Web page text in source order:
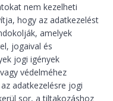
nem kezelheti
hogy az adatkezelést
amelyek
jogaival és
jogi igények
védelméhez
adatkezelésre jogi
sor, a tiltakozáshoz